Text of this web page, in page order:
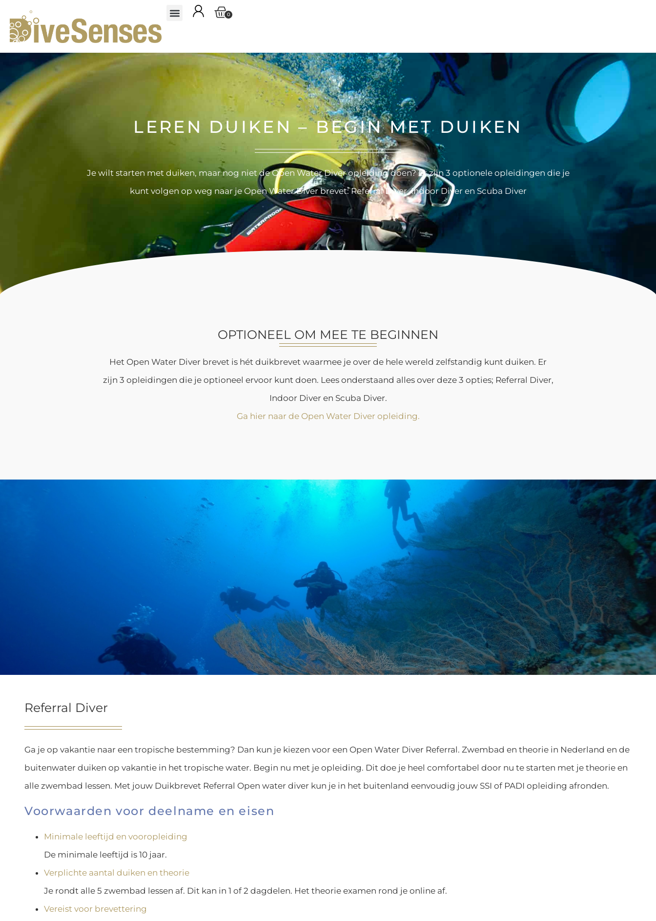
0
LEREN DUIKEN – BEGIN MET DUIKEN
Je wilt starten met duiken, maar nog niet de Open Water Diver opleiding doen? Er zijn 3 optionele opleidingen die je
kunt volgen op weg naar je Open Water Diver brevet: Referral Diver, Indoor Diver en Scuba Diver
OPTIONEEL OM MEE TE BEGINNEN
Het Open Water Diver brevet is hét duikbrevet waarmee je over de hele wereld zelfstandig kunt duiken. Er
zijn 3 opleidingen die je optioneel ervoor kunt doen. Lees onderstaand alles over deze 3 opties; Referral Diver,
Indoor Diver en Scuba Diver.
Ga hier naar de Open Water Diver opleiding.
Referral Diver
Ga je op vakantie naar een tropische bestemming? Dan kun je kiezen voor een Open Water Diver Referral. Zwembad en theorie in Nederland en de
buitenwater duiken op vakantie in het tropische water. Begin nu met je opleiding. Dit doe je heel comfortabel door nu te starten met je theorie en
alle zwembad lessen. Met jouw Duikbrevet Referral Open water diver kun je in het buitenland eenvoudig jouw SSI of PADI opleiding afronden.
Voorwaarden voor deelname en eisen
Minimale leeftijd en vooropleiding
De minimale leeftijd is 10 jaar.
Verplichte aantal duiken en theorie
Je rondt alle 5 zwembad lessen af. Dit kan in 1 of 2 dagdelen. Het theorie examen rond je online af.
Vereist voor brevettering